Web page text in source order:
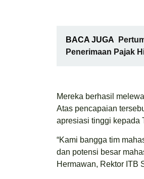
BACA JUGA
Penerimaan Pajak
Mereka berhasil
Atas pencapaian
apresiasi tinggi kepada
“Kami bangga tim
dan potensi besar
Hermawan, Rektor ITB